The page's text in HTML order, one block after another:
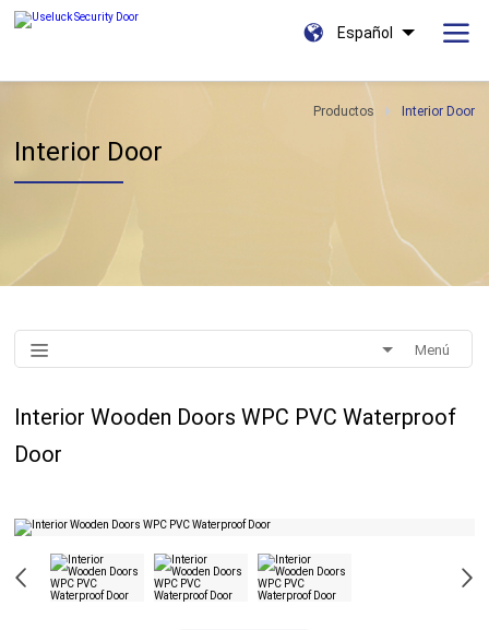
Español
Productos Interior Door
Interior Door
Menú
Interior Wooden Doors WPC PVC Waterproof
Door